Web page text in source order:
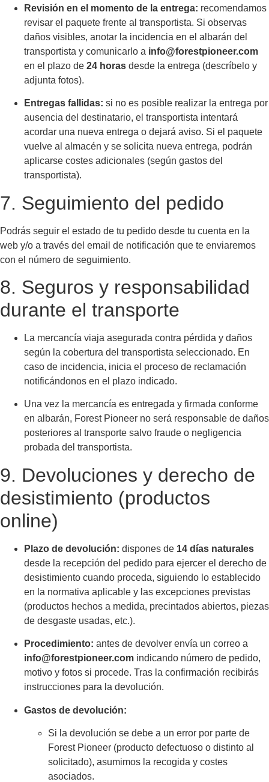
Revisión en el momento de la entrega: recomendamos
revisar el paquete frente al transportista. Si observas
daños visibles, anotar la incidencia en el albarán del
transportista y comunicarlo a info@forestpioneer.com
en el plazo de 24 horas desde la entrega (descríbelo y
adjunta fotos).
Entregas fallidas: si no es posible realizar la entrega por
ausencia del destinatario, el transportista intentará
acordar una nueva entrega o dejará aviso. Si el paquete
vuelve al almacén y se solicita nueva entrega, podrán
aplicarse costes adicionales (según gastos del
transportista).
7. Seguimiento del pedido
Podrás seguir el estado de tu pedido desde tu cuenta en la
web y/o a través del email de notificación que te enviaremos
con el número de seguimiento.
8. Seguros y responsabilidad
durante el transporte
La mercancía viaja asegurada contra pérdida y daños
según la cobertura del transportista seleccionado. En
caso de incidencia, inicia el proceso de reclamación
notificándonos en el plazo indicado.
Una vez la mercancía es entregada y firmada conforme
en albarán, Forest Pioneer no será responsable de daños
posteriores al transporte salvo fraude o negligencia
probada del transportista.
9. Devoluciones y derecho de
desistimiento (productos
online)
Plazo de devolución: dispones de 14 días naturales
desde la recepción del pedido para ejercer el derecho de
desistimiento cuando proceda, siguiendo lo establecido
en la normativa aplicable y las excepciones previstas
(productos hechos a medida, precintados abiertos, piezas
de desgaste usadas, etc.).
Procedimiento: antes de devolver envía un correo a
info@forestpioneer.com indicando número de pedido,
motivo y fotos si procede. Tras la confirmación recibirás
instrucciones para la devolución.
Gastos de devolución:
Si la devolución se debe a un error por parte de
Forest Pioneer (producto defectuoso o distinto al
solicitado), asumimos la recogida y costes
asociados.